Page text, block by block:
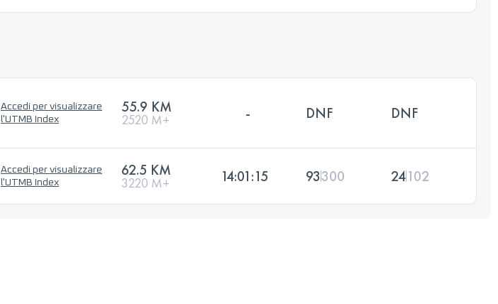
Accedi per visualizzare
l'UTMB Index
55.9 KM
2520 M+ - DNF DNF
Accedi per visualizzare
l'UTMB Index
62.5 KM
3220 M+ 14:01:15 93300 24102